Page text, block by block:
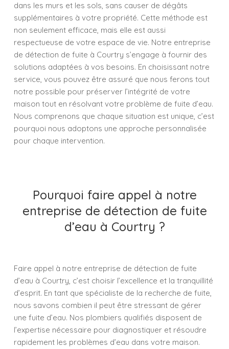
dans les murs et les sols, sans causer de dégâts
supplémentaires à votre propriété. Cette méthode est
non seulement efficace, mais elle est aussi
respectueuse de votre espace de vie. Notre entreprise
de détection de fuite à Courtry s’engage à fournir des
solutions adaptées à vos besoins. En choisissant notre
service, vous pouvez être assuré que nous ferons tout
notre possible pour préserver l’intégrité de votre
maison tout en résolvant votre problème de fuite d’eau.
Nous comprenons que chaque situation est unique, c’est
pourquoi nous adoptons une approche personnalisée
pour chaque intervention.
Pourquoi faire appel à notre
entreprise de détection de fuite
d’eau à Courtry ?
Faire appel à notre entreprise de détection de fuite
d’eau à Courtry, c’est choisir l’excellence et la tranquillité
d’esprit. En tant que spécialiste de la recherche de fuite,
nous savons combien il peut être stressant de gérer
une fuite d’eau. Nos plombiers qualifiés disposent de
l’expertise nécessaire pour diagnostiquer et résoudre
rapidement les problèmes d’eau dans votre maison.